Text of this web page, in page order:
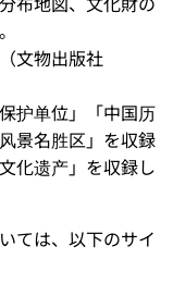
（文物出版社
护单位」「中国历
景名胜区」を収録
化遗产」を収録し
ては、以下のサイ